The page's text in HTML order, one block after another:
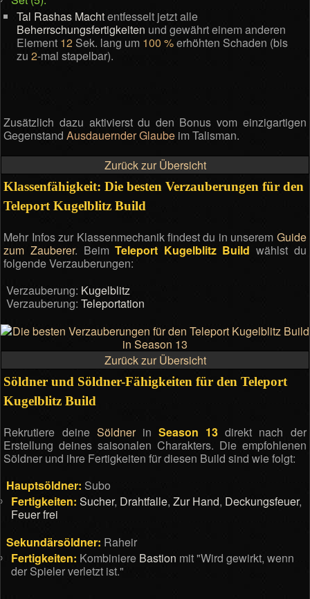
Tal Rashas Machtentfesselt jetzt alle
Beherrschungsfertigkeiten und gewährt einem anderen
Element 12Sek. lang um 100 %erhöhten Schaden (bis
zu 2-mal stapelbar).
Zusätzlich dazu aktivierst du den Bonus vom einzigartigen
GegenstandAusdauernder Glaube im Talisman.
Zurück zur Übersicht
Klassenfähigkeit: Die besten Verzauberungen für den
Teleport Kugelblitz Build
Mehr Infos zur Klassenmechanik findest du in unserem Guide
zum Zauberer. BeimTeleport Kugelblitz Build wählst du
folgende Verzauberungen:
Verzauberung: Kugelblitz
Verzauberung: Teleportation
Zurück zur Übersicht
Söldner und Söldner-Fähigkeiten für den Teleport
Kugelblitz Build
Rekrutiere deine SöldnerinSeason 13 direkt nach der
Erstellung deines saisonalen Charakters. Die empfohlenen
Söldner und ihre Fertigkeiten für diesen Build sind wie folgt:
Hauptsöldner: Subo
Fertigkeiten: Sucher, Drahtfalle,Zur Hand, Deckungsfeuer,
Feuer frei
Sekundärsöldner: Raheir
Fertigkeiten: Kombiniere Bastion mit "Wird gewirkt, wenn
der Spieler verletzt ist."